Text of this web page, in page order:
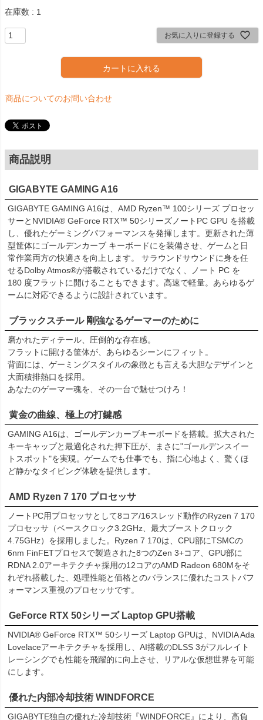
在庫数 1
お気に入りに登録する
カートに入れる
商品についてのお問い合わせ
商品説明
GIGABYTE GAMING A16
GIGABYTE GAMING A16は、AMD Ryzen™ 100シリーズ プロセッ
サーとNVIDIA® GeForce RTX™ 50シリーズノートPC GPU を搭載
し、優れたゲーミングパフォーマンスを発揮します。更新された薄
型筐体にゴールデンカーブ キーボードにを装備させ、ゲームと日
常作業両方の快適さを向上します。 サラウンドサウンドに身を任
せるDolby Atmos®が搭載されているだけでなく、ノート PC を
180 度フラットに開けることもできます。高速で軽量。あらゆるゲ
ームに対応できるように設計されています。
ブラックスチール 剛強なるゲーマーのために
磨かれたディテール、圧倒的な存在感。
フラットに開ける筐体が、あらゆるシーンにフィット。
背面には、ゲーミングスタイルの象徴とも言える大胆なデザインと
大面積排熱口を採用。
あなたのゲーマー魂を、その一台で魅せつけろ！
黄金の曲線、極上の打鍵感
GAMING A16は、ゴールデンカーブキーボードを搭載。拡大された
キーキャップと最適化された押下圧が、まさに"ゴールデンスイー
トスポット"を実現。ゲームでも仕事でも、指に心地よく、驚くほ
ど静かなタイピング体験を提供します。
AMD Ryzen 7 170 プロセッサ
ノートPC用プロセッサとして8コア/16スレッド動作のRyzen 7 170
プロセッサ（ベースクロック3.2GHz、最大ブーストクロック
4.75GHz）を採用しました。Ryzen 7 170は、CPU部にTSMCの
6nm FinFETプロセスで製造された8つのZen 3+コア、GPU部に
RDNA 2.0アーキテクチャ採用の12コアのAMD Radeon 680Mをそ
れぞれ搭載した、処理性能と価格とのバランスに優れたコストパフ
ォーマンス重視のプロセッサです。
GeForce RTX 50シリーズ Laptop GPU搭載
NVIDIA® GeForce RTX™ 50シリーズ Laptop GPUは、NVIDIA Ada
Lovelaceアーキテクチャを採用し、AI搭載のDLSS 3がフルレイト
レーシングでも性能を飛躍的に向上させ、リアルな仮想世界を可能
にします。
優れた内部冷却技術 WINDFORCE
GIGABYTE独自の優れた冷却技術『WINDFORCE』により、高負